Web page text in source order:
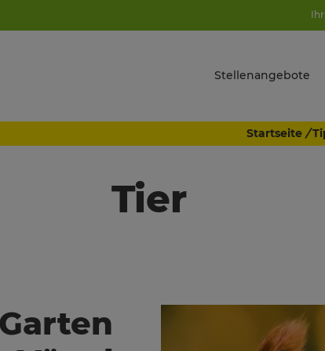
Stellenangebote
Startseite /
Tier